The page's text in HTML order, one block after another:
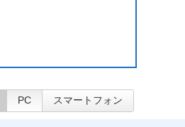
PC スマートフォン